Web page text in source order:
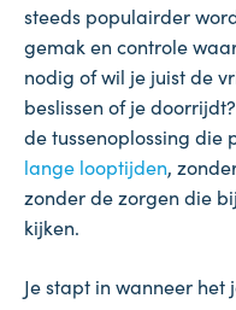
steeds populairder
gemak en controle
nodig of wil je juist de
beslissen of je
de tussenoplossing die
lange looptijden,
zonder de zorgen die
kijken.
Je stapt in wanneer het